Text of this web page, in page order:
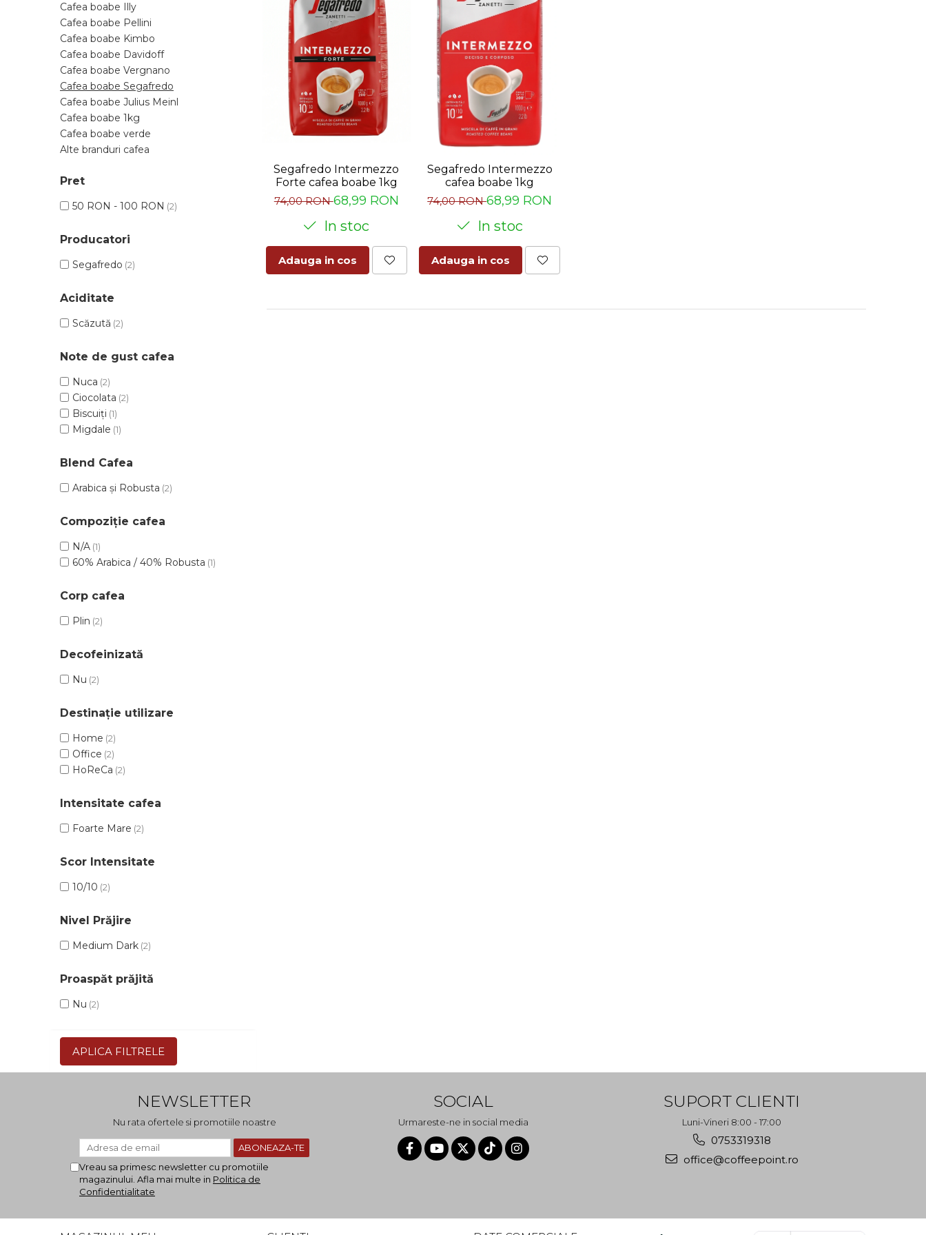
Cafea boabe Vergnano
Cafea boabe Segafredo
Cafea boabe Julius Meinl
Cafea boabe 1kg
Cafea boabe verde
Alte branduri cafea
Cafea de specialitate
Cafea proaspat prajita
Cafea Columbia
Cafea Brazilia
Cafea Costa Rica
Cafea Decofeinizata
Cafea Instant
Sistem de zahar si paleta
Tastaturi si butoane
Cafea boabe Illy
Cafea boabe Pellini
Cafea boabe Kimbo
Cafea boabe Davidoff
Cafea boabe Vergnano
Cafea boabe Segafredo
Cafea boabe Julius Meinl
Cafea boabe 1kg
Cafea boabe verde
Alte branduri cafea
Pret
50 RON - 100 RON (2)
Producatori
Segafredo (2)
Aciditate
Scăzută (2)
Note de gust cafea
Nuca (2)
Ciocolata (2)
Biscuiți (1)
Migdale (1)
Blend Cafea
Arabica și Robusta (2)
Compoziție cafea
N/A (1)
60% Arabica / 40% Robusta (1)
Corp cafea
Plin (2)
Decofeinizată
Nu (2)
Destinație utilizare
Home (2)
Office (2)
HoReCa (2)
Intensitate cafea
Foarte Mare (2)
Scor Intensitate
10/10 (2)
Nivel Prăjire
Medium Dark (2)
Proaspăt prăjită
Nu (2)
APLICA FILTRELE
Segafredo Intermezzo
Forte cafea boabe 1kg
74,00 RON68,99 RON
In stoc
Adauga in cos
Segafredo Intermezzo
cafea boabe 1kg
74,00 RON68,99 RON
In stoc
Adauga in cos
NEWSLETTER
Nu rata ofertele si promotiile noastre
Vreau sa primesc newsletter cu promotiile
magazinului. Afla mai multe in Politica de
Confidentialitate
SOCIAL
Urmareste-ne in social media
SUPORT CLIENTI
Luni-Vineri 8:00 - 17:00
0753319318
office@coffeepoint.ro